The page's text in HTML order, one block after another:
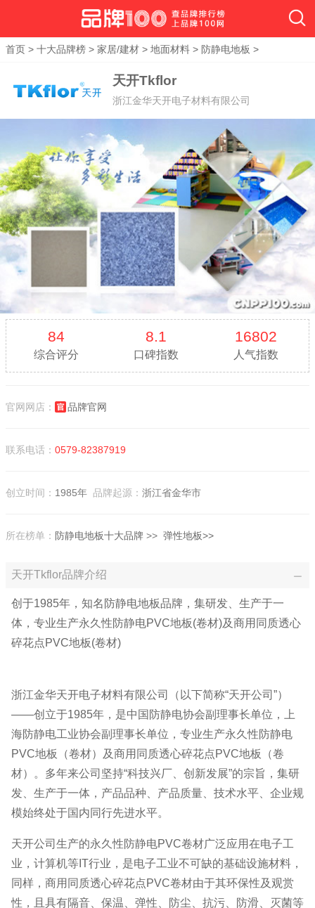
首页 > 十大品牌榜 > 家居/建材 > 地面材料 > 防静电地板 >
天开Tkflor
浙江金华天开电子材料有限公司
84
综合评分
8.1
口碑指数
16802
人气指数
官网网店： 品牌官网
联系电话： 0579-82387919
创立时间： 1985年 品牌起源： 浙江省金华市
所在榜单： 防静电地板十大品牌 >> 弹性地板>>
天开Tkflor品牌介绍
创于1985年，知名防静电地板品牌，集研发、生产于一
体，专业生产永久性防静电PVC地板(卷材)及商用同质透心
碎花点PVC地板(卷材)
浙江金华天开电子材料有限公司（以下简称“天开公司”）
——创立于1985年，是中国防静电协会副理事长单位，上
海防静电工业协会副理事长单位，专业生产永久性防静电
PVC地板（卷材）及商用同质透心碎花点PVC地板（卷
材）。多年来公司坚持“科技兴厂、创新发展”的宗旨，集研
发、生产于一体，产品品种、产品质量、技术水平、企业规
模始终处于国内同行先进水平。
天开公司生产的永久性防静电PVC卷材广泛应用在电子工
业，计算机等IT行业，是电子工业不可缺的基础设施材料，
同样，商用同质透心碎花点PVC卷材由于其环保性及观赏
性，且具有隔音、保温、弹性、防尘、抗污、防滑、灭菌等